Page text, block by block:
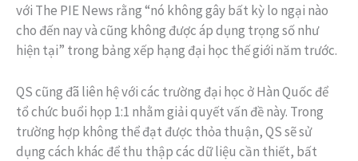
với The PIE News rằng “nó không gây bất kỳ lo ngại nào
cho đến nay và cũng không được áp dụng trọng số như
hiện tại” trong bảng xếp hạng đại học thế giới năm trước.
QS cũng đã liên hệ với các trường đại học ở Hàn Quốc để
tổ chức buổi họp 1:1 nhằm giải quyết vấn đề này. Trong
trường hợp không thể đạt được thỏa thuận, QS sẽ sử
dụng cách khác để thu thập các dữ liệu cần thiết, bất